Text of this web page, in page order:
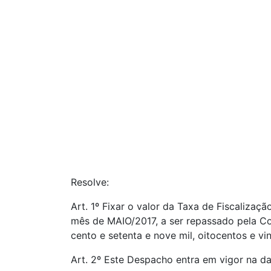
Resolve:
Art. 1º Fixar o valor da Taxa de
mês de MAIO/2017, a ser repassado pela
cento e setenta e nove mil, oitocentos e
Art. 2º Este Despacho entra em vigor na